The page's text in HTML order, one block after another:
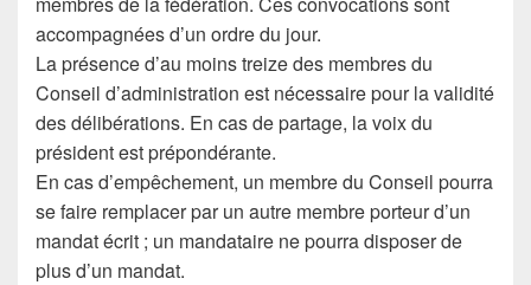
accompagnées d’un ordre du jour.
La présence d’au moins treize des membres du
Conseil d’administration est nécessaire pour la validité
des délibérations. En cas de partage, la voix du
président est prépondérante.
En cas d’empêchement, un membre du Conseil pourra
se faire remplacer par un autre membre porteur d’un
mandat écrit ; un mandataire ne pourra disposer de
plus d’un mandat.